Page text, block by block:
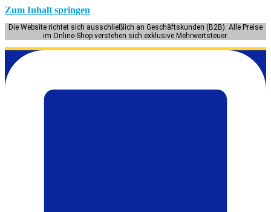
Zum Inhalt springen
Die Website richtet sich ausschließlich an Geschäftskunden (B2B). Alle Preise
im Online-Shop verstehen sich exklusive Mehrwertsteuer.